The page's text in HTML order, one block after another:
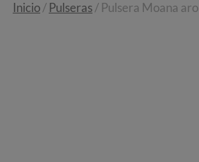
Inicio/ Pulseras/ Pulsera Moana aro